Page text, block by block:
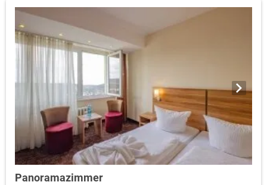
Panoramazimmer